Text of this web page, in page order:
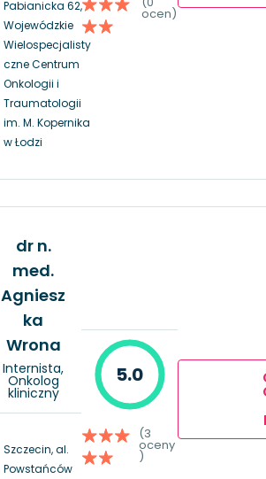
Pabianicka 62,
Wojewódzkie
Wielospecjalisty
czne Centrum
Onkologii i
Traumatologii
im. M. Kopernika
w Łodzi
ocen)
dr n.
med.
Agniesz
ka
Wrona
Internista,
Onkolog
kliniczny
Szczecin, al.
Powstańców
5.0
(3
oceny
)